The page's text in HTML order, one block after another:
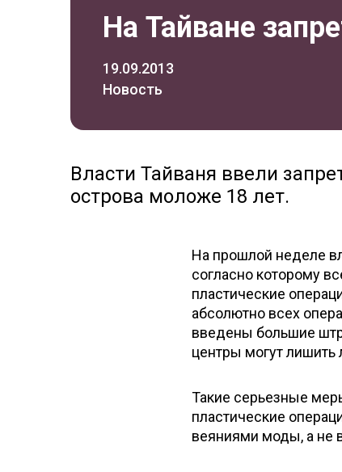
На Тайване
19.09.2013
Новость
Власти Тайваня ввели
острова моложе 18 лет.
На прошлой неделе
согласно которому
пластические
абсолютно всех
введены большие
центры могут лишить
Такие серьезные
пластические
веяниями моды, а не